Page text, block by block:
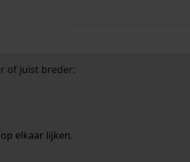
of juist breder:
elkaar lijken.